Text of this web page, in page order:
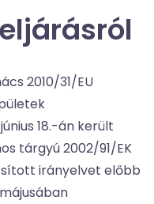
2010/31/EU
18.-án került
tárgyú 2002/91/EK
irányelvet előbb